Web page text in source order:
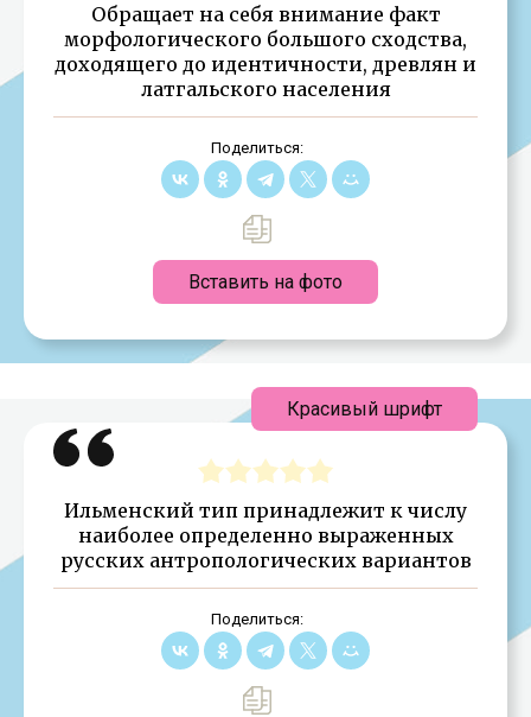
Обращает на себя внимание факт
морфологического большого сходства,
доходящего до идентичности, древлян и
латгальского населения
Поделиться:
Вставить на фото
Ильменский тип принадлежит к числу
наиболее определенно выраженных
русских антропологических вариантов
Поделиться:
Красивый шрифт